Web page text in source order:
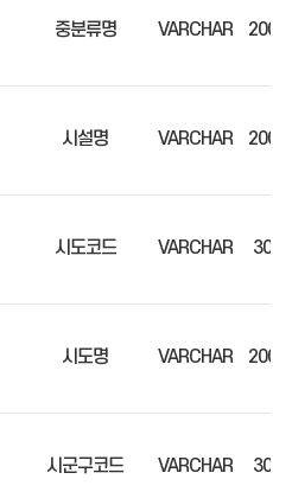
중분류명 VARCHAR 200
시설명 VARCHAR 200
시도코드 VARCHAR 30
시도명 VARCHAR 200
시군구코드 VARCHAR 30